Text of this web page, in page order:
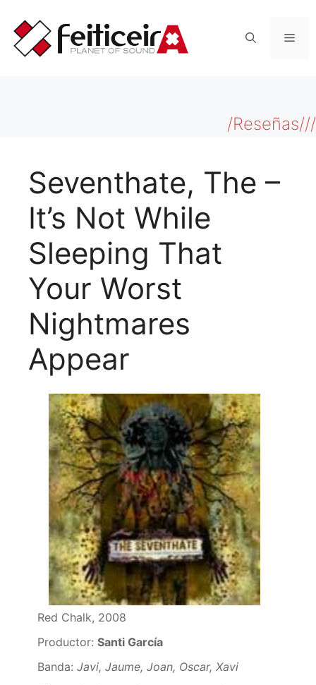
contenido
/Reseñas///
Seventhate, The –
It’s Not While
Sleeping That
Your Worst
Nightmares
Appear
Red Chalk, 2008
Productor: Santi García
Banda: Javi, Jaume, Joan, Oscar, Xavi